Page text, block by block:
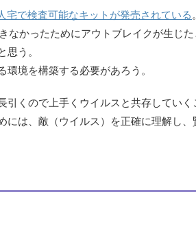
宅で検査可能なキットが発売されている 。
なかったためにアウトブレイクが生じ
う。
境を構築する必要があろう。
引くので上手くウイルスと共存してい
には、敵（ウイルス）を正確に理解し、